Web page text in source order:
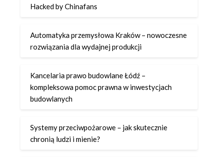
Hacked by Chinafans
Automatyka przemysłowa Kraków – nowoczesne
rozwiązania dla wydajnej produkcji
Kancelaria prawo budowlane Łódź –
kompleksowa pomoc prawna w inwestycjach
budowlanych
Systemy przeciwpożarowe – jak skutecznie
chronią ludzi i mienie?